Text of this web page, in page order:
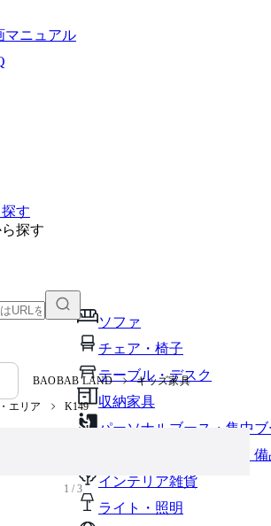
マニュアル
す
探す
ソファ
チェア・椅子
テーブル・デスク
収納家具
パーソナルブース・集中
オフィスアクセサリー・
インテリア雑貨
ライト・照明
に追加
ジのURLを貼り付けて、カートに追加できます
BAOBAB LAND キッズ家具
エリア K149
1 / 3